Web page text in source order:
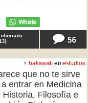
chorrada
) 56
♀ hakawati en estudios
que no te sirve
entrar en Medicina
Historia, Filosofía e